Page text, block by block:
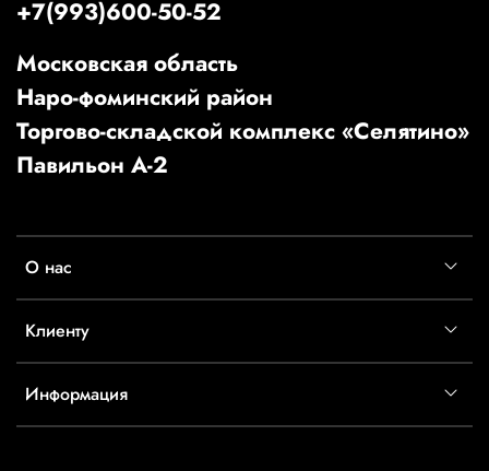
О нас
Клиенту
Информация
+7(993)600-50-52
Московская область
Наро-фоминский район
Торгово-складской комплекс «Селятино»
Павильон А-2